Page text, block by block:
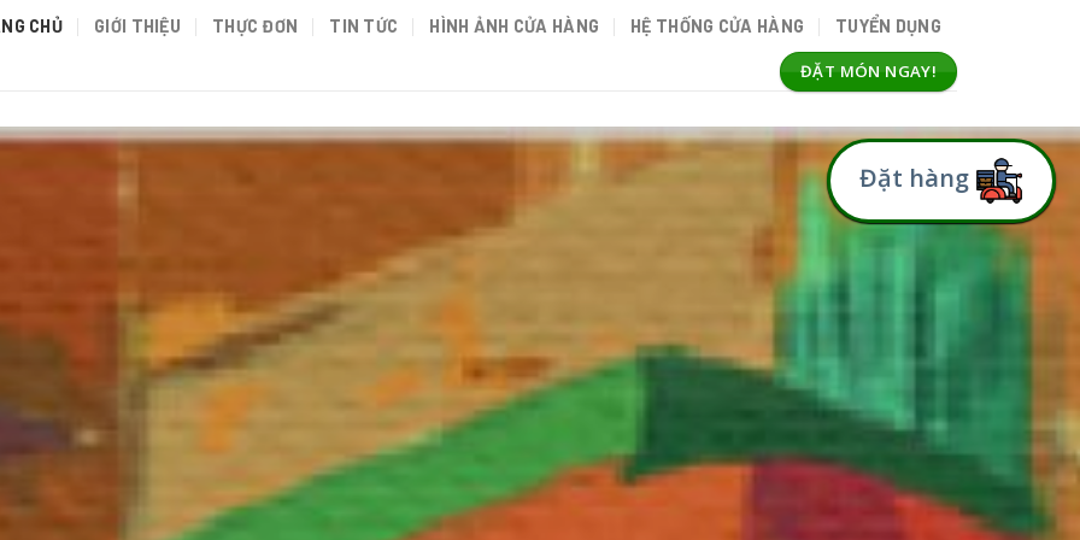
CHỦ GIỚI THIỆU THỰC ĐƠN TIN TỨC HÌNH ẢNH CỬA HÀNG HỆ THỐNG CỬA HÀNG TUYỂN DỤNG
ĐẶT MÓN NGAY!
Đặt hàng